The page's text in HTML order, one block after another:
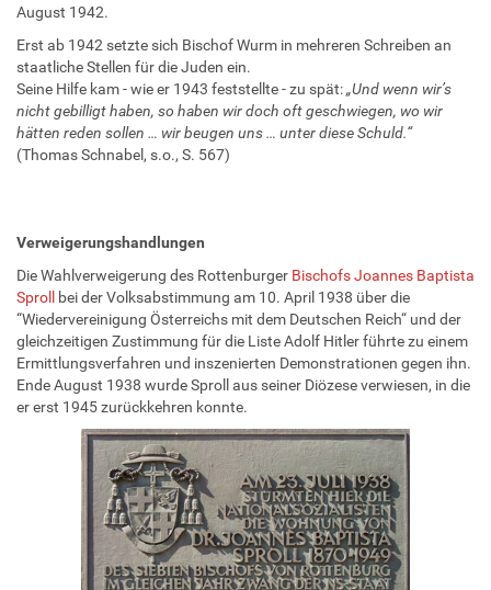
August 1942.
Erst ab 1942 setzte sich Bischof Wurm in mehreren Schreiben an
staatliche Stellen für die Juden ein.
Seine Hilfe kam - wie er 1943 feststellte - zu spät:„Und wenn wir’s
nicht gebilligt haben, so haben wir doch oft geschwiegen, wo wir
hätten reden sollen … wir beugen uns … unter diese Schuld.“
(Thomas Schnabel, s.o., S. 567)
Verweigerungshandlungen
Die Wahlverweigerung des Rottenburger Bischofs Joannes Baptista
Sproll
bei der Volksabstimmung am 10. April 1938 über die
“Wiedervereinigung Österreichs mit dem Deutschen Reich“ und der
gleichzeitigen Zustimmung für die Liste Adolf Hitler führte zu einem
Ermittlungsverfahren und inszenierten Demonstrationen gegen ihn.
Ende August 1938 wurde Sproll aus seiner Diözese verwiesen, in die
er erst 1945 zurückkehren konnte.